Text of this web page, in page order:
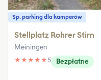
Sp. parking dla kamperów
Stellplatz Rohrer Stirn
Meiningen
★ ★ ★ ★ ★5 Bezpłatne